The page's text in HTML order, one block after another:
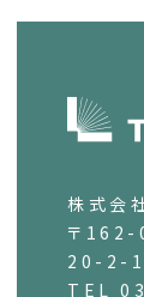
株式会
〒162-
20-2-
TEL